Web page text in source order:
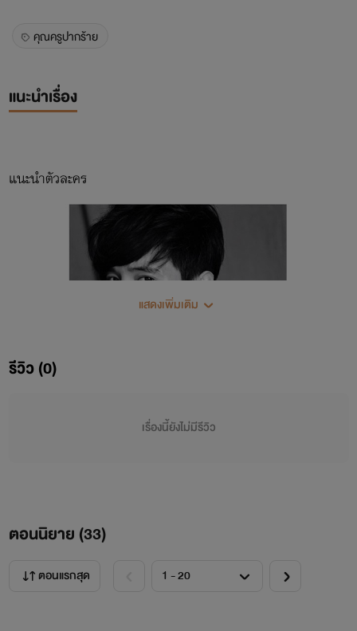
คุณครูปากร้าย
แนะนำเรื่อง
แนะนำตัวละคร
ครูครูซ พิพัฒธิ์ อายุ27
ปากร้าย เข้มงวด ขี้หึง ฉลาด
แสดงเพิ่มเติม
รีวิว (0)
เรื่องนี้ยังไม่มีรีวิว
ตอนนิยาย (33)
ตอนแรกสุด